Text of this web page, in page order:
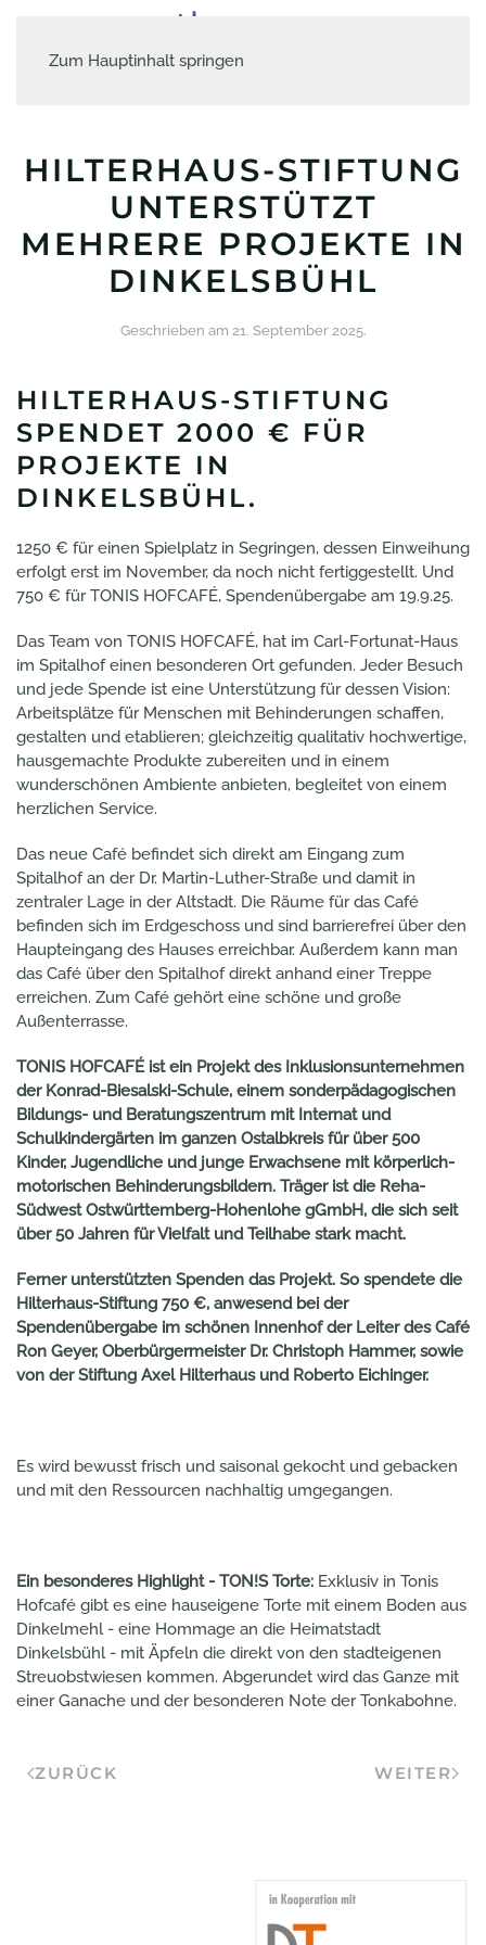
Zum Hauptinhalt springen
HILTERHAUS-STIFTUNG
UNTERSTÜTZT
MEHRERE PROJEKTE IN
DINKELSBÜHL
Geschrieben am 21. September 2025.
HILTERHAUS-STIFTUNG
SPENDET 2000 € FÜR
PROJEKTE IN
DINKELSBÜHL.
1250 € für einen Spielplatz in Segringen, dessen Einweihung
erfolgt erst im November, da noch nicht fertiggestellt. Und
750 € für TONIS HOFCAFÉ, Spendenübergabe am 19.9.25.
Das Team von TONIS HOFCAFÉ, hat im Carl-Fortunat-Haus
im Spitalhof einen besonderen Ort gefunden. Jeder Besuch
und jede Spende ist eine Unterstützung für dessen Vision:
Arbeitsplätze für Menschen mit Behinderungen schaffen,
gestalten und etablieren; gleichzeitig qualitativ hochwertige,
hausgemachte Produkte zubereiten und in einem
wunderschönen Ambiente anbieten, begleitet von einem
herzlichen Service.
Das neue Café befindet sich direkt am Eingang zum
Spitalhof an der Dr. Martin-Luther-Straße und damit in
zentraler Lage in der Altstadt. Die Räume für das Café
befinden sich im Erdgeschoss und sind barrierefrei über den
Haupteingang des Hauses erreichbar. Außerdem kann man
das Café über den Spitalhof direkt anhand einer Treppe
erreichen. Zum Café gehört eine schöne und große
Außenterrasse.
TONISHOFCAFÉ ist ein Projekt des Inklusionsunternehmen
der Konrad-Biesalski-Schule, einem sonderpädagogischen
Bildungs- und Beratungszentrum mit Internat und
Schulkindergärten im ganzen Ostalbkreis für über 500
Kinder, Jugendliche und junge Erwachsene mit körperlich-
motorischen Behinderungsbildern. Träger ist die Reha-
Südwest Ostwürttemberg-Hohenlohe gGmbH, die sich seit
über 50 Jahren für Vielfalt und Teilhabe stark macht.
Ferner unterstützten Spenden das Projekt. So spendete die
Hilterhaus-Stiftung 750 €, anwesend bei der
Spendenübergabe im schönen Innenhof der Leiter des Café
Ron Geyer, Oberbürgermeister Dr. Christoph Hammer, sowie
von der Stiftung Axel Hilterhaus und Roberto Eichinger.
Es wird bewusst frisch und saisonal gekocht und gebacken
und mit den Ressourcen nachhaltig umgegangen.
Ein besonderes Highlight - TON!S Torte: Exklusiv in Tonis
Hofcafé gibt es eine hauseigene Torte mit einem Boden aus
Dinkelmehl - eine Hommage an die Heimatstadt
Dinkelsbühl - mit Äpfeln die direkt von den stadteigenen
Streuobstwiesen kommen. Abgerundet wird das Ganze mit
einer Ganache und der besonderen Note der Tonkabohne.
ZURÜCK WEITER